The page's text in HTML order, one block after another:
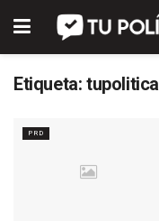
Etiqueta: tupolitica
PRD